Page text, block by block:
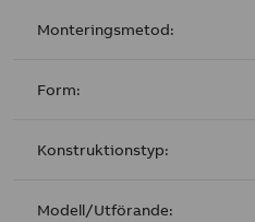
Monteringsmetod:
Form:
Konstruktionstyp:
Modell/Utförande: